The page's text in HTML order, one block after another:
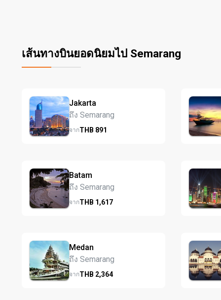
เส้นทางบินยอดนิยมไป Semarang
Jakarta
ถึง Semarang
จากTHB 891
Batam
ถึง Semarang
จากTHB 1,617
Medan
ถึง Semarang
จากTHB 2,364